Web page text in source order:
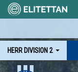
HERR DIVISION 2